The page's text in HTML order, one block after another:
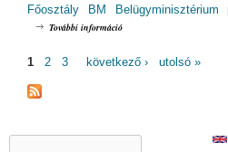
Főosztály
BM Belügyminisztérium
További információ
OLDALAK
1 2 3 következő › utolsó »
KERESÉS ŰRLAP